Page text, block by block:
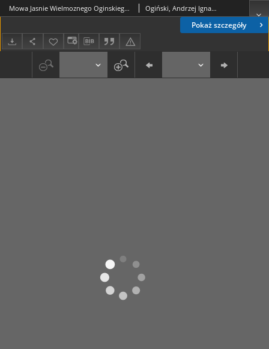
Pokaż szczegóły
Mowa Jasnie Wielmoznego Oginskiego Sekretarza W. Wielkiego Xięstwa Litewskiego, Marszałka Generalney Konfederacyi Y Seymowego. Die 26. Augusti 1776. Miana Ogiński, Andrzej Ignacy (1739/1740-1787)